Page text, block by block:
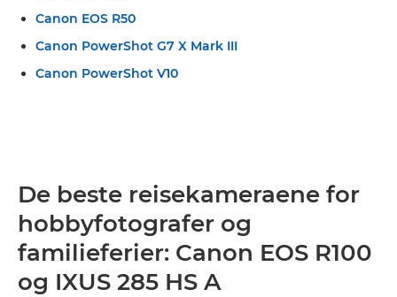
Canon EOS R50
Canon PowerShot G7 X Mark III
Canon PowerShot V10
De beste reisekameraene for
hobbyfotografer og
familieferier: Canon EOS R100
og IXUS 285 HS A